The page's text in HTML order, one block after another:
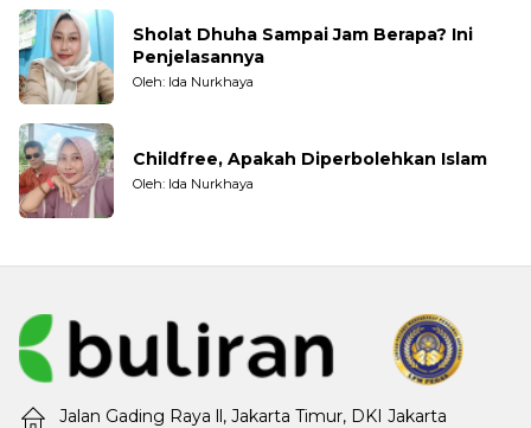
Sholat Dhuha Sampai Jam Berapa? Ini
Penjelasannya
Oleh: Ida Nurkhaya
Childfree, Apakah Diperbolehkan Islam
Oleh: Ida Nurkhaya
Jalan Gading Raya ll, Jakarta Timur, DKI Jakarta